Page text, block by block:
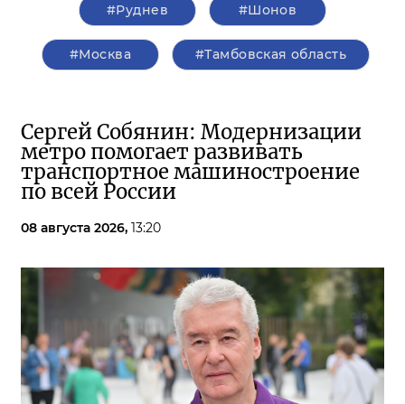
#Руднев #Шонов
#Москва #Тамбовская область
Сергей Собянин: Модернизации
метро помогает развивать
транспортное машиностроение
по всей России
08 августа 2026, 13:20